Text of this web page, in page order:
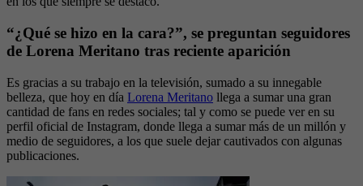
“¿Qué se hizo en la cara?”, se preguntan seguidores
de Lorena Meritano tras reciente aparición
Es gracias a su trabajo en la televisión, sumado a su innegable
belleza, que hoy en día Lorena Meritano llega a sumar una gran
cantidad de fans en redes sociales; tal y como se puede ver en su
perfil oficial de Instagram, donde llega a sumar más de un millón y
medio de seguidores, a los que suele dejar cautivados con algunas
publicaciones.